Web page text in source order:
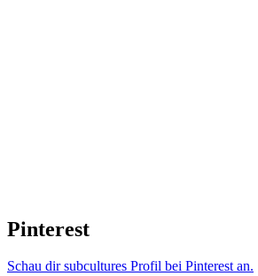
Pinterest
Schau dir subcultures Profil bei Pinterest an.